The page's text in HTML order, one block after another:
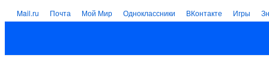
Mail.ru Почта Мой Мир Одноклассники ВКонтакте Игры